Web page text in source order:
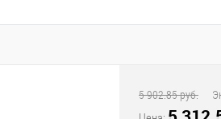
5 902.85 руб.